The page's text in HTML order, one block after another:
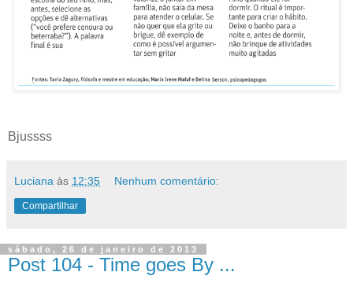
Bjussss
Luciana às 12:35 Nenhum comentário:
Compartilhar
sábado, 26 de janeiro de 2013
Post 104 - Time goes By ...